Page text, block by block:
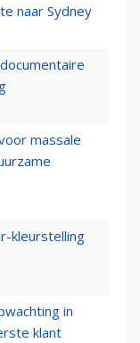
naar Sydney
massale
kleurstelling
in
klant